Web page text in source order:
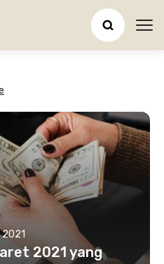
2021
2021 yang